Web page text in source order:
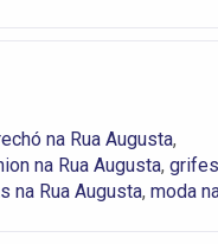
na Rua Augusta,
na Rua Augusta, grifes
na Rua Augusta, moda